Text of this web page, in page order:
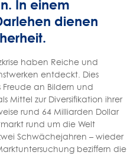
In einem
dienen
haben Reiche und
entdeckt. Dies
an Bildern und
Mittel zur Diversifikation ihrer
rund 64 Milliarden Dollar
rund um die Welt
Schwächejahren – wieder
beziffern die